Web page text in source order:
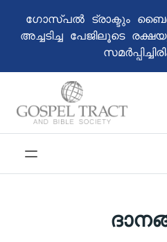
ഗോസ്പൽ ട്രാക്ടും
അച്ചടിച്ച പേജിലൂടെ